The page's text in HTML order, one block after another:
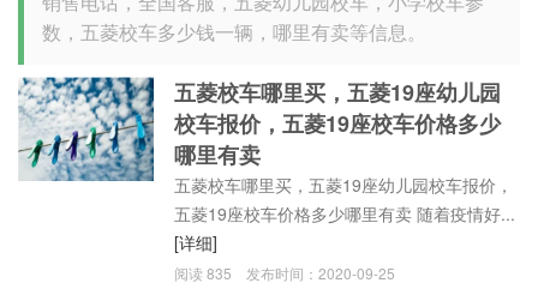
数，五菱校车多少钱一辆，哪里有卖等信息。
五菱校车哪里买，五菱19座幼儿园
校车报价，五菱19座校车价格多少
哪里有卖
五菱校车哪里买，五菱19座幼儿园校车报价，
五菱19座校车价格多少哪里有卖 随着疫情好...
[详细]
阅读835 发布时间：2020-09-25